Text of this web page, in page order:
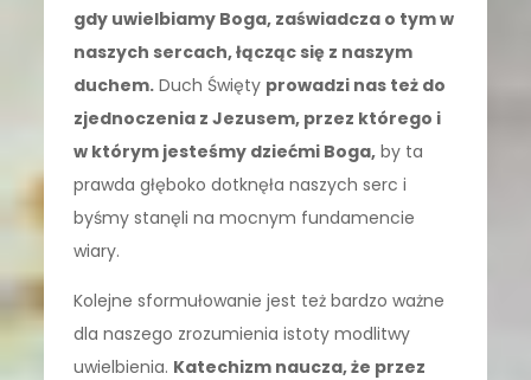
gdy uwielbiamy Boga, zaświadcza o tym w
naszych sercach, łącząc się z naszym
duchem. Duch Święty prowadzi nas też do
zjednoczenia z Jezusem, przez którego i
w którym jesteśmy dziećmi Boga, by ta
prawda głęboko dotknęła naszych serc i
byśmy stanęli na mocnym fundamencie
wiary.
Kolejne sformułowanie jest też bardzo ważne
dla naszego zrozumienia istoty modlitwy
uwielbienia. Katechizm naucza, że przez